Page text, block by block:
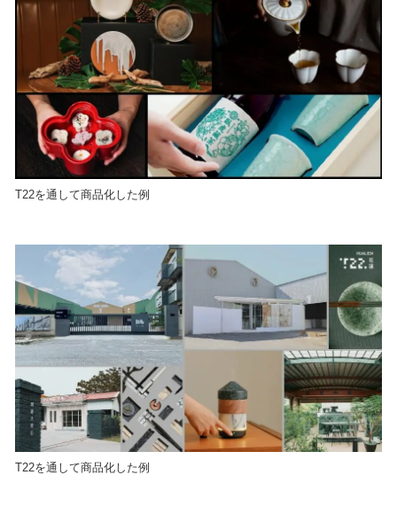
T22を通して商品化した例
T22を通して商品化した例